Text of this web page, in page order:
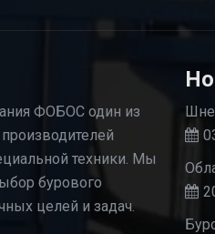
ФОБОС один из
техники. Мы
бурового
целей и задач.